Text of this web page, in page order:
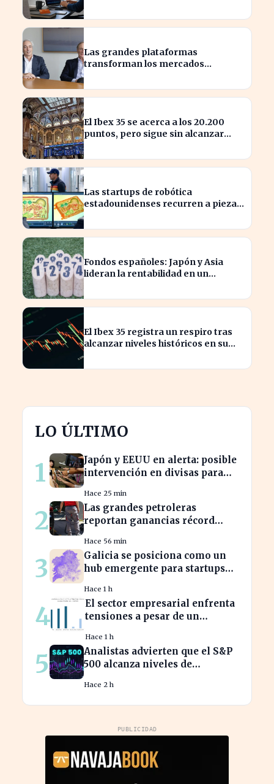
internacional
Las grandes plataformas
transforman los mercados
competencia
El Ibex 35 se acerca a los 20.200
puntos, pero sigue sin alcanzar
Las startups de robótica
estadounidenses recurren a piezas
Fondos españoles: Japón y Asia
lideran la rentabilidad en un
El Ibex 35 registra un respiro tras
alcanzar niveles históricos en su
LO ÚLTIMO
1
Japón y EEUU en alerta: posible
intervención en divisas para
Hace 25 min
2
Las grandes petroleras
reportan ganancias récord
Irán
Hace 56 min
3
Galicia se posiciona como un
hub emergente para startups
Hace 1 h
4
El sector empresarial enfrenta
tensiones a pesar de un
semestre
Hace 1 h
5
Analistas advierten que el S&P
500 alcanza niveles de
Hace 2 h
PUBLICIDAD